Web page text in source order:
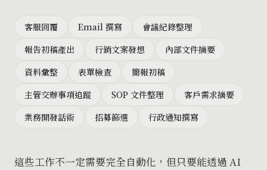
客服回覆 Email 撰寫
會議紀錄整理
報告初稿產出
行銷文案發想
內部文件摘要
資料彙整
表單檢查
簡報初稿
主管交辦事項追蹤
SOP 文件整理
客戶需求摘要
業務開發話術
招募篩選 行政通知撰寫
這些工作不一定需要完全自動化，但只要能透過 AI